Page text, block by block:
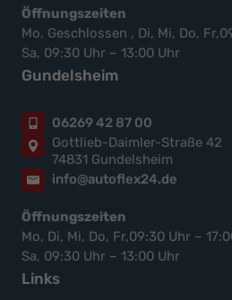
Öffnungszeiten
Mo. Geschlossen , Di, Mi, Do,
Sa, 09:30 Uhr – 13:00 Uhr
Gundelsheim
06269 42 87 00
Gottlieb-Daimler-Straße 42
74831 Gundelsheim
info@autoflex24.de
Öffnungszeiten
Mo, Di, Mi, Do, Fr,09:30 Uhr –
Sa, 09:30 Uhr – 13:00 Uhr
Links